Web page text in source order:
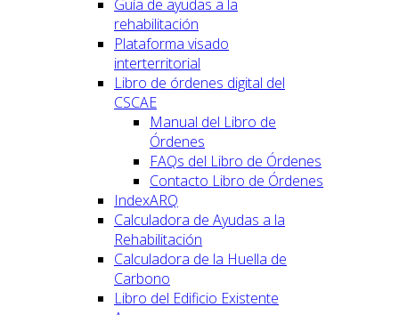
Guía de ayudas a la
rehabilitación
Plataforma visado
interterritorial
Libro de órdenes digital del
CSCAE
Manual del Libro de
Órdenes
FAQs del Libro de Órdenes
Contacto Libro de Órdenes
IndexARQ
Calculadora de Ayudas a la
Rehabilitación
Calculadora de la Huella de
Carbono
Libro del Edificio Existente